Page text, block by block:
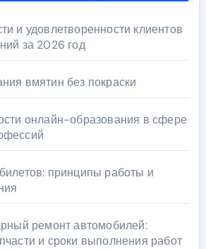
и удовлетворенности клиентов
за 2026 год
вмятин без покраски
онлайн-образования в сфере
принципы работы и
ремонт автомобилей:
и сроки выполнения работ